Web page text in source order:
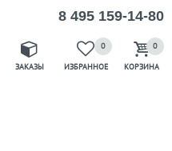
8 495 159-14-80
ЗАКАЗЫ ИЗБРАННОЕ
0
КОРЗИНА
0